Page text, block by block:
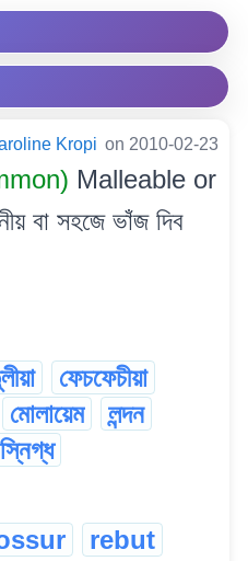
Kropi on 2010-02-23
Malleable or
বা সহজে ভাঁজ দিব
ফেচফেচীয়া
মোলায়েম
লন্দন
স্নিগ্ধ
rebut